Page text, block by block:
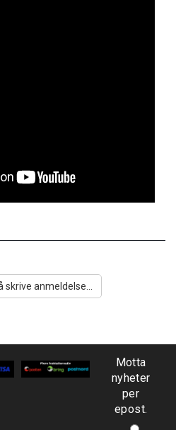
skrive anmeldelse...
Motta
nyheter
per
epost.